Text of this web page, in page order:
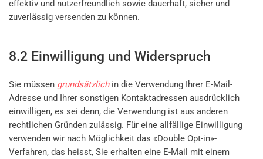
effektiv und nutzerfreundlich sowie dauerhaft, sicher und
zuverlässig versenden zu können.
8.2 Einwilligung und Widerspruch
Sie müssen grundsätzlichin die Verwendung Ihrer E-Mail-
Adresse und Ihrer sonstigen Kontaktadressen ausdrücklich
einwilligen, es sei denn, die Verwendung ist aus anderen
rechtlichen Gründen zulässig. Für eine allfällige Einwilligung
verwenden wir nach Möglichkeit das «Double Opt-in»-
Verfahren, das heisst, Sie erhalten eine E-Mail mit einem